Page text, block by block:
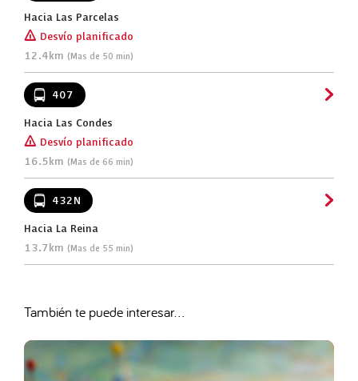
Hacia Las Parcelas
[!] Desvío planificado
12.4km (Mas de 50 min)
407
Hacia Las Condes
[!] Desvío planificado
16.5km (Mas de 66 min)
432N
Hacia La Reina
13.7km (Mas de 55 min)
También te puede interesar...